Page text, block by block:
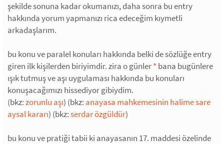
şekilde sonuna kadar okumanızı, daha sonra bu entry
hakkında yorum yapmanızı rica edeceğim kıymetli
arkadaşlarım.
bu konu ve paralel konuları hakkında belki de sözlüğe entry
giren ilk kişilerden biriyimdir. zira o günler* bana bugünlere
ışık tutmuş ve aşı uygulaması hakkında bu konuları
konuşacağımızı hissediyor gibiydim.
(bkz:zorunlu aşı) (bkz: anayasa mahkemesinin halime sare
aysal kararı) (bkz:serdar özgüldür)
bu konu ve pratiği tabii ki anayasanın 17. maddesi özelinde